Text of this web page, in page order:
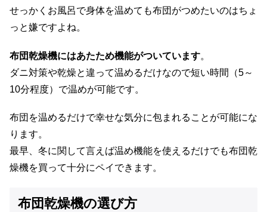
せっかくお風呂で身体を温めても布団がつめたいのはちょ
っと嫌ですよね。
布団乾燥機にはあたため機能がついています。
ダニ対策や乾燥と違って温めるだけなので短い時間（5～
10分程度）で温めが可能です。
布団を温めるだけで幸せな気分に包まれることが可能にな
ります。
最早、冬に関して言えば温め機能を使えるだけでも布団乾
燥機を買って十分にペイできます。
布団乾燥機の選び方